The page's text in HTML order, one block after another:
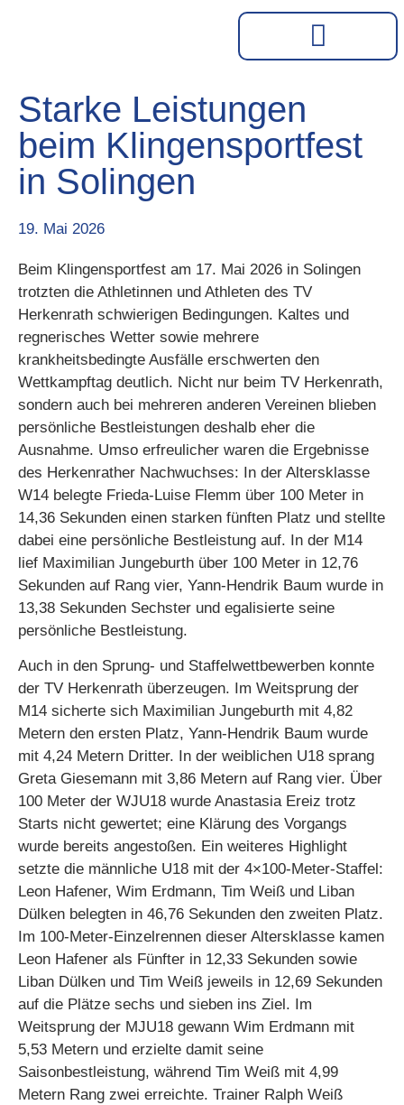
Starke Leistungen
beim Klingensportfest
in Solingen
19. Mai 2026
Beim Klingensportfest am 17. Mai 2026 in Solingen
trotzten die Athletinnen und Athleten des TV
Herkenrath schwierigen Bedingungen. Kaltes und
regnerisches Wetter sowie mehrere
krankheitsbedingte Ausfälle erschwerten den
Wettkampftag deutlich. Nicht nur beim TV Herkenrath,
sondern auch bei mehreren anderen Vereinen blieben
persönliche Bestleistungen deshalb eher die
Ausnahme. Umso erfreulicher waren die Ergebnisse
des Herkenrather Nachwuchses: In der Altersklasse
W14 belegte Frieda-Luise Flemm über 100 Meter in
14,36 Sekunden einen starken fünften Platz und stellte
dabei eine persönliche Bestleistung auf. In der M14
lief Maximilian Jungeburth über 100 Meter in 12,76
Sekunden auf Rang vier, Yann-Hendrik Baum wurde in
13,38 Sekunden Sechster und egalisierte seine
persönliche Bestleistung.
Auch in den Sprung- und Staffelwettbewerben konnte
der TV Herkenrath überzeugen. Im Weitsprung der
M14 sicherte sich Maximilian Jungeburth mit 4,82
Metern den ersten Platz, Yann-Hendrik Baum wurde
mit 4,24 Metern Dritter. In der weiblichen U18 sprang
Greta Giesemann mit 3,86 Metern auf Rang vier. Über
100 Meter der WJU18 wurde Anastasia Ereiz trotz
Starts nicht gewertet; eine Klärung des Vorgangs
wurde bereits angestoßen. Ein weiteres Highlight
setzte die männliche U18 mit der 4×100-Meter-Staffel:
Leon Hafener, Wim Erdmann, Tim Weiß und Liban
Dülken belegten in 46,76 Sekunden den zweiten Platz.
Im 100-Meter-Einzelrennen dieser Altersklasse kamen
Leon Hafener als Fünfter in 12,33 Sekunden sowie
Liban Dülken und Tim Weiß jeweils in 12,69 Sekunden
auf die Plätze sechs und sieben ins Ziel. Im
Weitsprung der MJU18 gewann Wim Erdmann mit
5,53 Metern und erzielte damit seine
Saisonbestleistung, während Tim Weiß mit 4,99
Metern Rang zwei erreichte. Trainer Ralph Weiß